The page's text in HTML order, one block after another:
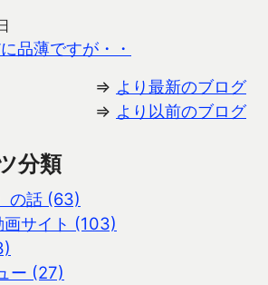
品薄ですが・・
⇒ より最新のブログ
⇒ より以前のブログ
分類
の話 (63)
サイト (103)
ー (27)